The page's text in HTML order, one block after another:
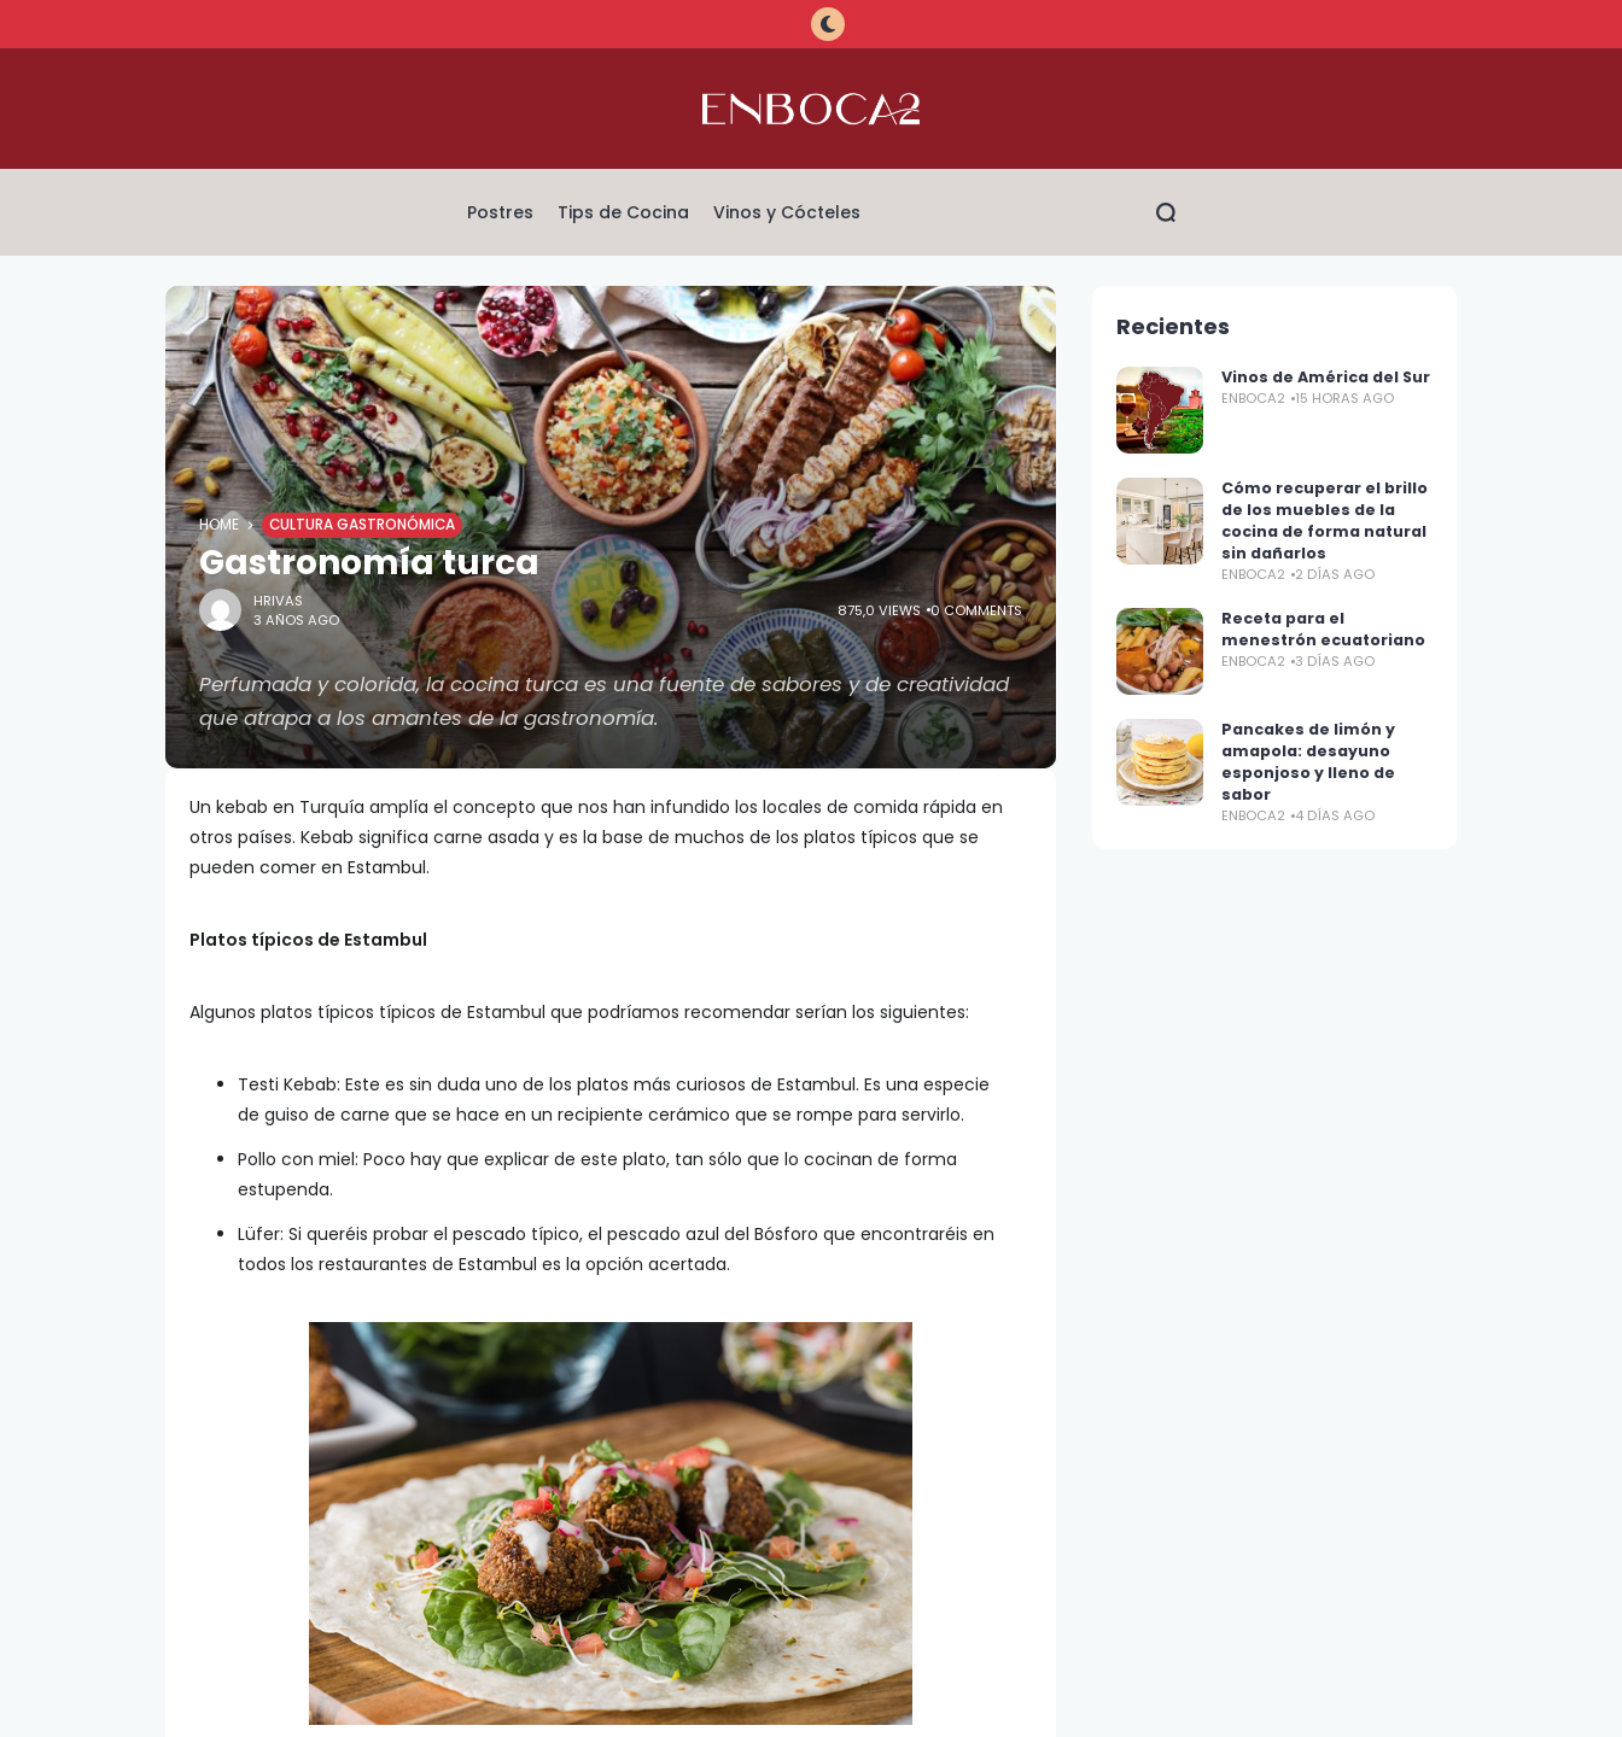
Postres Tips de Cocina Vinos y Cócteles
HOME CULTURA GASTRONÓMICA
Gastronomía turca
HRIVAS
3 AÑOS AGO
875,0 VIEWS 0 COMMENTS
Perfumada y colorida, la cocina turca es una fuente de sabores y de creatividad
que atrapa a los amantes de la gastronomía.
Un kebab en Turquía amplía el concepto que nos han infundido los locales de comida rápida en
otros países. Kebab significa carne asada y es la base de muchos de los platos típicos que se
pueden comer en Estambul.
Platos típicos de Estambul
Algunos platos típicos típicos de Estambul que podríamos recomendar serían los siguientes:
Testi Kebab: Este es sin duda uno de los platos más curiosos de Estambul. Es una especie
de guiso de carne que se hace en un recipiente cerámico que se rompe para servirlo.
Pollo con miel: Poco hay que explicar de este plato, tan sólo que lo cocinan de forma
estupenda.
Lüfer: Si queréis probar el pescado típico, el pescado azul del Bósforo que encontraréis en
todos los restaurantes de Estambul es la opción acertada.
Recientes
Vinos de América del Sur
ENBOCA2 15 HORAS AGO
Cómo recuperar el brillo
de los muebles de la
cocina de forma natural
sin dañarlos
ENBOCA2 2 DÍAS AGO
Receta para el
menestrón ecuatoriano
ENBOCA2 3 DÍAS AGO
Pancakes de limón y
amapola: desayuno
esponjoso y lleno de
sabor
ENBOCA2 4 DÍAS AGO